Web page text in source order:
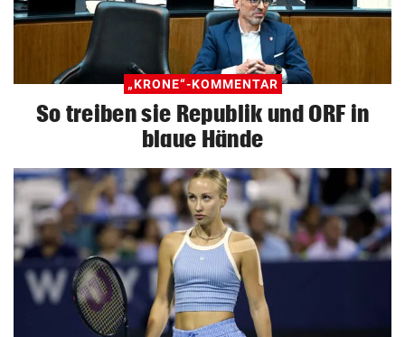
„KRONE“-KOMMENTAR
So treiben sie Republik und ORF in
blaue Hände